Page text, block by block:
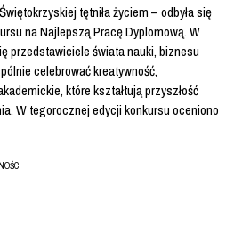
tętniła życiem – odbyła się
na Najlepszą Pracę Dyplomową. W
przedstawiciele świata nauki, biznesu
celebrować kreatywność,
które kształtują przyszłość
W tegorocznej edycji konkursu oceniono